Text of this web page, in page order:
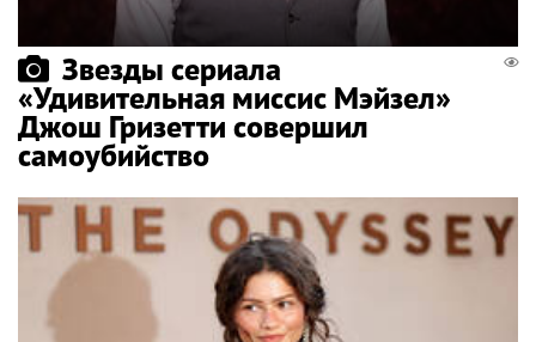
Звезды сериала
«Удивительная миссис Мэйзел»
Джош Гризетти совершил
самоубийство